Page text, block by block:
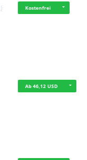
Kostenfrei
Ab 46,12 USD